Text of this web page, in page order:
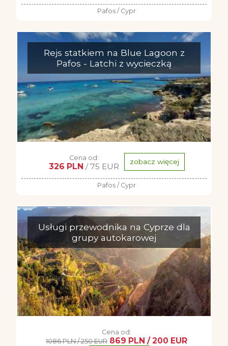
Pafos / Cypr
Rejs statkiem na Blue Lagoon z
Pafos - Latchi z wycieczką
Cena od:
326 PLN / 75 EUR zobacz więcej
Pafos / Cypr
Usługi przewodnika na Cyprze dla
grupy autokarowej
Cena od:
1086 PLN / 250 EUR 869 PLN / 200 EUR